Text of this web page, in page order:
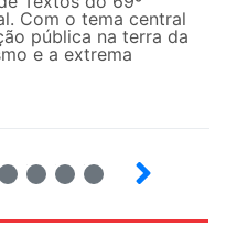
Com o tema central
pública na terra da
e a extrema